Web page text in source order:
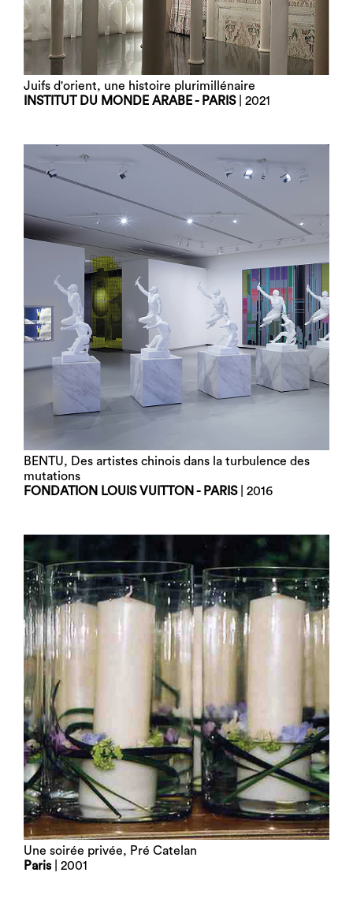
Juifs d'orient, une histoire plurimillénaire
INSTITUT DU MONDE ARABE - PARIS| 2021
BENTU, Des artistes chinois dans la turbulence des
mutations
FONDATION LOUIS VUITTON - PARIS| 2016
Une soirée privée, Pré Catelan
Paris| 2001